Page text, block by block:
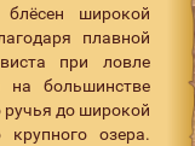
блёсен широкой
плавной
при ловле
на большинстве
ручья до широкой
озера.